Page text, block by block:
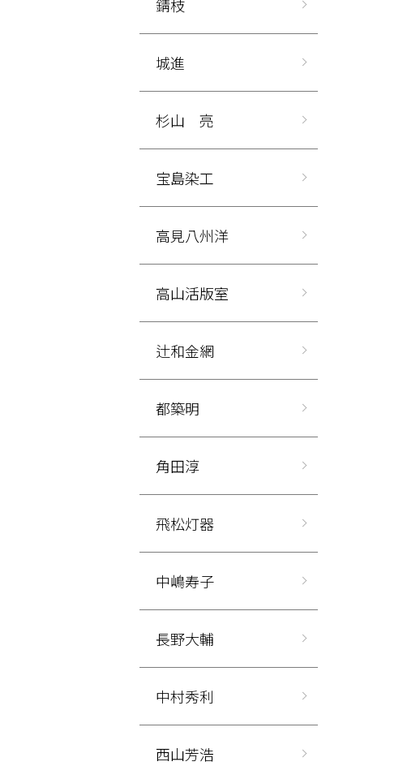
錆枝
城進
杉山 亮
宝島染工
高見八州洋
高山活版室
辻和金網
都築明
角田淳
飛松灯器
中嶋寿子
長野大輔
中村秀利
西山芳浩